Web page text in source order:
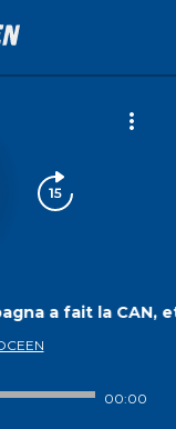
a fait la CAN,
00:00